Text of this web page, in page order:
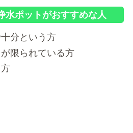
水ポットがおすすめな人
分という方
限られている方